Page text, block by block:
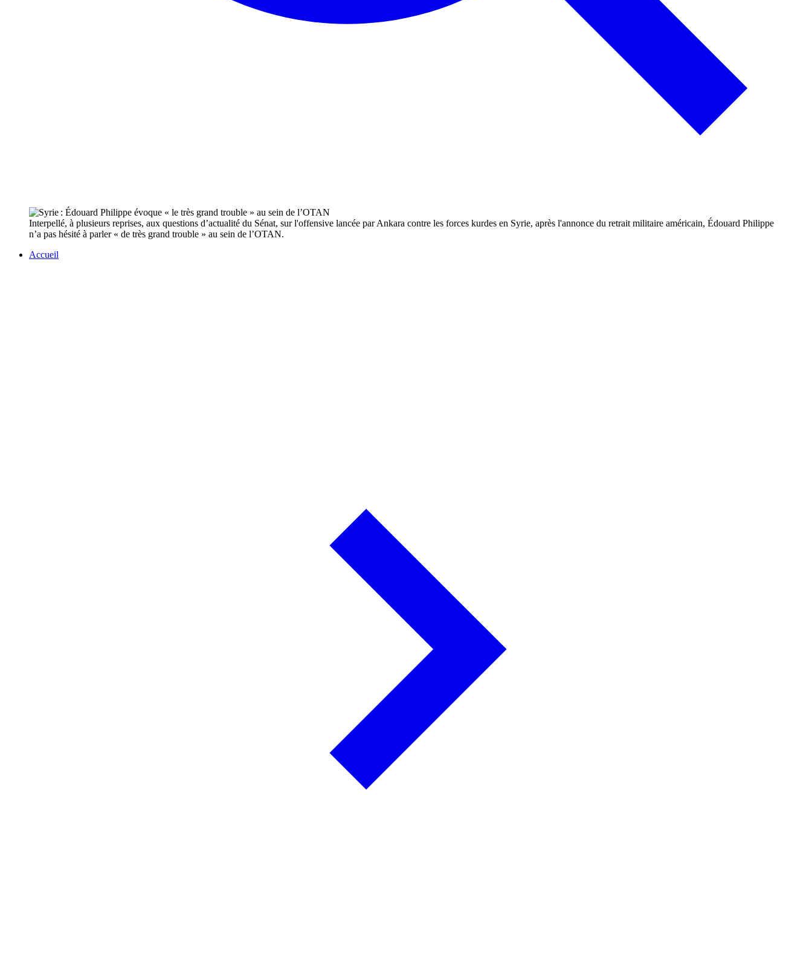
Interpellé, à plusieurs reprises, aux questions d’actualité du Sénat, sur l'offensive lancée par Ankara contre les forces kurdes en Syrie, après l'annonce du retrait militaire américain, Édouard Philippe
n’a pas hésité à parler « de très grand trouble » au sein de l’OTAN.
Accueil